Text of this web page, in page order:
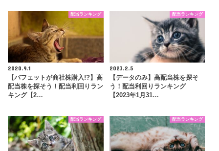
配当ランキング
2020.9.1
【バフェットが商社株購入!?】高
配当株を探そう！配当利回りラン
キング【2…
配当ランキング
2023.2.5
【データのみ】高配当株を探そ
う！配当利回りランキング
【2023年1月31…
配当ランキング 配当ランキング